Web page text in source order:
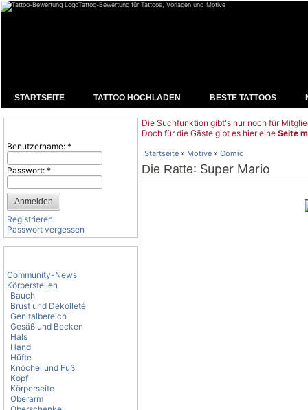
Tattoo-Bewertung für Tattoos, Vorlagen und Motive
STARTSEITE TATTOO HOCHLADEN BESTE TATTOOS
Benutzername: *
Passwort: *
Registrieren
Passwort vergessen
Community-News
Körperstellen
Bauch
Brust und Dekolleté
Genitalbereich
Gesäß und Becken
Hals
Hand
Hüfte
Knöchel und Fuß
Kopf
Körperseite
Oberarm
Die Suchfunktion gibt's nur noch für
Doch für die Gäste gibt es hier eine Seite
Startseite » Motive » Comic
Die Ratte: Super Mario